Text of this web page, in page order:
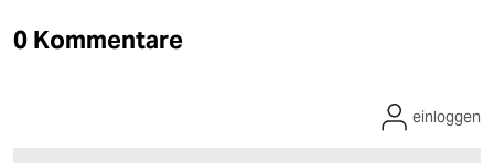
0 Kommentare
einloggen